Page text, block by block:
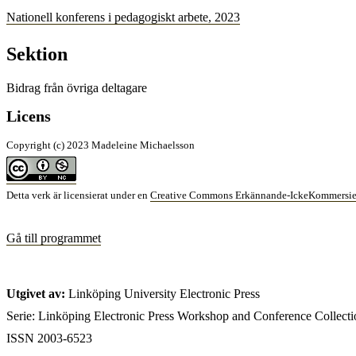
Nationell konferens i pedagogiskt arbete, 2023
Sektion
Bidrag från övriga deltagare
Licens
Copyright (c) 2023 Madeleine Michaelsson
Detta verk är licensierat under en Creative Commons Erkännande-
Gå till programmet
Utgivet av: Linköping University Electronic Press
Serie: Linköping Electronic Press Workshop and Conference
ISSN 2003-6523